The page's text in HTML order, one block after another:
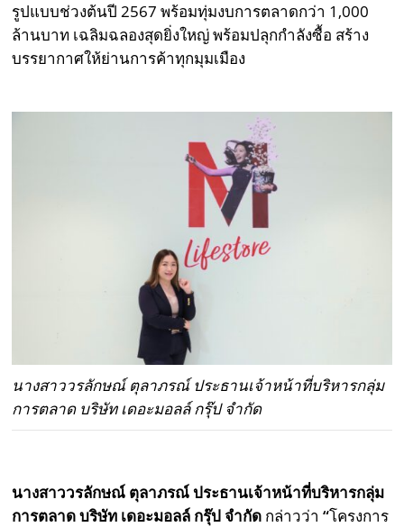
รูปแบบช่วงต้นปี 2567 พร้อมทุ่มงบการตลาดกว่า 1,000
ล้านบาท เฉลิมฉลองสุดยิ่งใหญ่ พร้อมปลุกกำลังซื้อ สร้าง
บรรยากาศให้ย่านการค้าทุกมุมเมือง
นางสาววรลักษณ์ ตุลาภรณ์ ประธานเจ้าหน้าที่บริหารกลุ่ม
การตลาด บริษัท เดอะมอลล์ กรุ๊ป จำกัด
นางสาววรลักษณ์ ตุลาภรณ์ ประธานเจ้าหน้าที่บริหารกลุ่ม
การตลาด บริษัท เดอะมอลล์ กรุ๊ป จำกัด กล่าวว่า“โครงการ